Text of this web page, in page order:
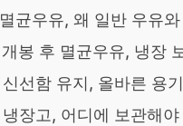
멸균우유, 왜 일반 우유
개봉 후 멸균우유, 냉장
신선함 유지, 올바른 용
냉장고, 어디에 보관해